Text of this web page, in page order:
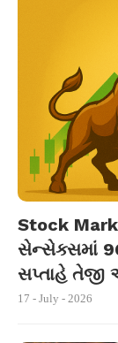
Stock
સેન્સેક્સમાં
સપ્તાહે
17 - July - 2026